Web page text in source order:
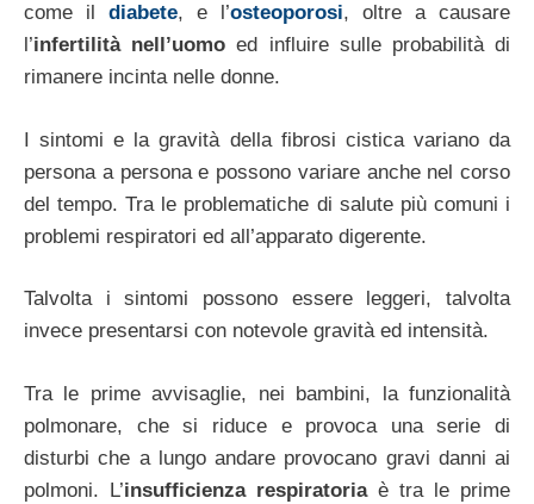
come il diabete, e l’osteoporosi, oltre a causare
l’infertilità nell’uomo ed influire sulle probabilità di
rimanere incinta nelle donne.
I sintomi e la gravità della fibrosi cistica variano da
persona a persona e possono variare anche nel corso
del tempo. Tra le problematiche di salute più comuni i
problemi respiratori ed all’apparato digerente.
Talvolta i sintomi possono essere leggeri, talvolta
invece presentarsi con notevole gravità ed intensità.
Tra le prime avvisaglie, nei bambini, la funzionalità
polmonare, che si riduce e provoca una serie di
disturbi che a lungo andare provocano gravi danni ai
polmoni. L’insufficienza respiratoriaè tra le prime